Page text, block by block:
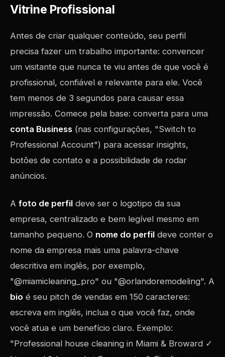
Vitrine Profissional
Antes de criar qualquer conteúdo, seu perfil
precisa fazer um trabalho importante: convencer
um visitante que nunca te viu antes de que você é
profissional, confiável e relevante para ele. Você
tem menos de 3 segundos para causar essa
impressão. Comece pela base: converta para uma
conta Business (nas configurações, "Switch to
Professional Account") para acessar insights,
botões de contato e a possibilidade de rodar
anúncios.
A foto de perfil deve ser o logotipo da sua
empresa, centralizado e bem legível mesmo em
tamanho pequeno. O nome do perfil deve conter o
nome da empresa mais uma palavra-chave
descritiva em inglês, por exemplo,
"@miamicleaning_pro" ou "@orlandoremodeling". A
bio é seu pitch de vendas em 150 caracteres:
escreva em inglês, inclua o que você faz, onde
você atua e um benefício claro. Exemplo:
"Professional house cleaning in Miami & Broward ✓